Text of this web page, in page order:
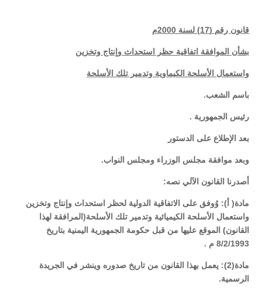
قانون رقم (17) لسنة 2000م
بشأن الموافقة اتفاقية حظر استحداث وإنتاج وتخزين
واستعمال الأسلحة الكيماوية وتدمير تلك الأسلحة
باسم الشعب.
رئيس الجمهورية .
بعد الإطلاع على الدستور
وبعد موافقة مجلس الوزراء ومجلس النواب.
أصدرنا القانون الآلي نصه:
مادة( أ): وُوفق على الاتفاقية الدولية لحظر استحداث وإنتاج وتخزين
واستعمال الأسلحة الكيميائية وتدمير تلك الأسلحة(المرافقة لهذا
القانون) الموقع عليها من قبل حكومة الجمهورية اليمنية بتاريخ
8/2/1993 م .
مادة(2): يعمل بهذا القانون من تاريخ صدوره وينشر في الجريدة
الرسمية.